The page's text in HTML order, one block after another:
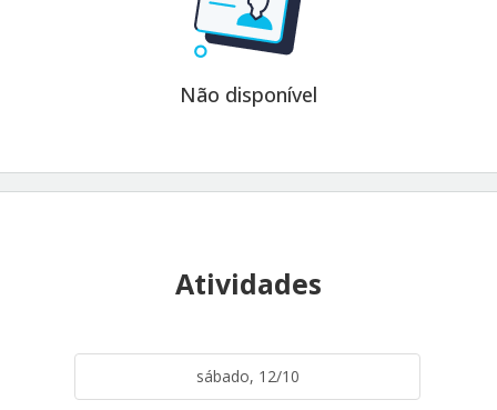
Não disponível
Atividades
sábado, 12/10